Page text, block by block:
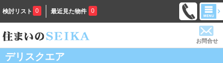
検討リスト 0 最近見た物件 0
お問合せ
デリスクエア